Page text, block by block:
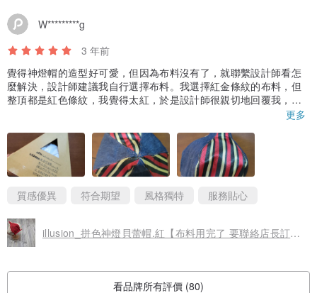
W*********g
3 年前
覺得神燈帽的造型好可愛，但因為布料沒有了，就聯繫設計師看怎
麼解決，設計師建議我自行選擇布料。我選擇紅金條紋的布料，但
整頂都是紅色條紋，我覺得太紅，於是設計師很親切地回覆我，這
個布料搭配丹寧布會比較適合，於是我的客製化神燈帽就出現囉~
愛~😊😊
更多
質感優異 符合期望 風格獨特 服務貼心
illusion_拼色神燈貝蕾帽.紅【布料用完了 要聯絡店長訂製】
看品牌所有評價 (80)